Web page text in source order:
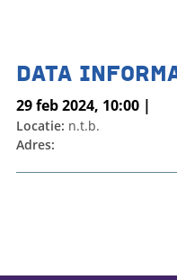
DATA
29 feb 2024, 10:00 |
Locatie: n.t.b.
Adres: